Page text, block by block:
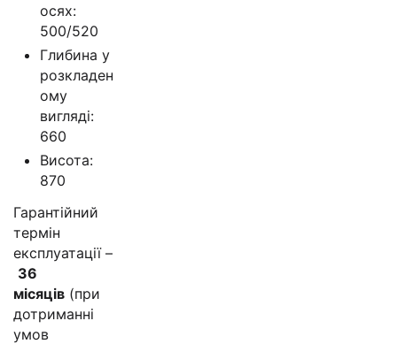
осях:
500/520
Глибина у
розкладен
ому
вигляді:
660
Висота:
870
Гарантійний
термін
експлуатації –
36
місяців (при
дотриманні
умов